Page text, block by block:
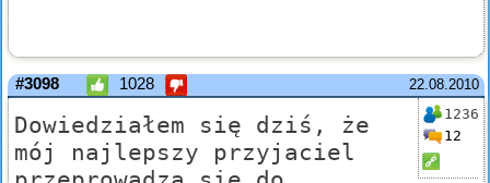
22.08.2010
#3098 1028
1236
12
Dowiedziałem się dziś, że
mój najlepszy przyjaciel